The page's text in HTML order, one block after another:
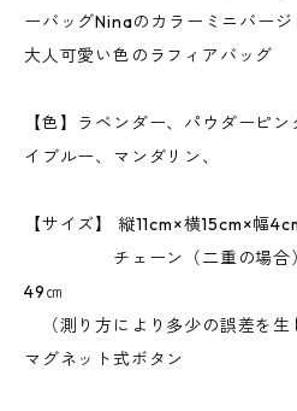
ーバッグNinaのカラーミニバー
大人可愛い色のラフィアバッグ
【色】ラベンダー、パウダーピ
イブルー、マンダリン、
【サイズ】 縦11cm×横15cm×幅
チェーン（二重の場合）:
49㎝
（測り方により多少の誤差を生
マグネット式ボタン